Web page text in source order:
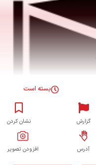
بسته است
گزارش نشان کردن
آدرس افزودن تصویر